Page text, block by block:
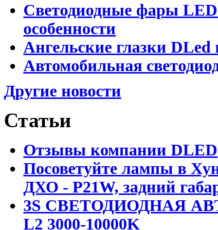
Светодиодные фары
особенности
Ангельские глазки DLed
Автомобильная
Другие новости
Статьи
Отзывы компании DLED
Посоветуйте лампы в
ДХО - P21W, задний
3S СВЕТОДИОДНАЯ
L2 3000-10000K